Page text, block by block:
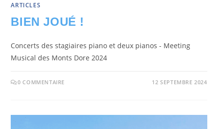
ARTICLES
BIEN JOUÉ !
Concerts des stagiaires piano et deux pianos - Meeting
Musical des Monts Dore 2024
0 COMMENTAIRE 12 SEPTEMBRE 2024